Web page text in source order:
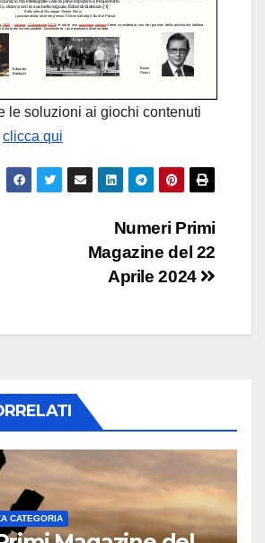
le soluzioni ai giochi contenuti
clicca qui
Numeri Primi
Magazine del 22
Aprile 2024
CATEGORIA